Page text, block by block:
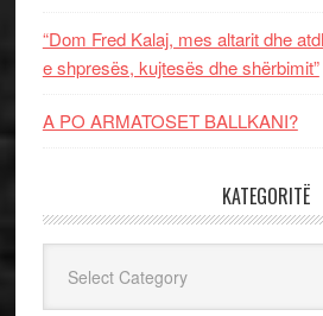
“Dom Fred Kalaj, mes altarit dhe
e shpresës, kujtesës dhe shërbimit”
A PO ARMATOSET BALLKANI?
KATEGORITË